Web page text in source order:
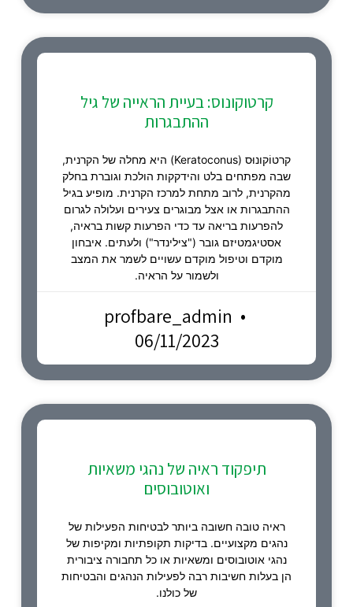
קרטוקונוס: בעיית הראייה של גיל
ההתבגרות
קרטוֹקונוּס (Keratoconus) היא מחלה של הקרנית,
שבה מפתחים בלט והידקקות הולכת וגוברת בחלק
מהקרנית, לרוב מתחת למרכז הקרנית. מופיע בגיל
ההתבגרות או אצל מבוגרים צעירים ועלולה לגרום
להפרעות בריאה עד כדי הפרעות קשות בראיה,
אסטיגמטיזם גובר ("צילינדר") ולעתים. איבחון
מוקדם וטיפול מוקדם עשויים לשמר את המצב
ולשמור על הראיה.
profbare_admin
06/11/2023
תיפקוד ראיה של נהגי משאיות
ואוטובוסים
ראיה טובה חשובה ביותר לבטיחות הפעילות של
נהגים מקצועיים. בדיקות תקופתיות ומקיפות של
נהגי אוטובוסים ומשאיות או כל תחבורה ציבורית
הן בעלות חשיבות רבה לפעילות הנהגים והבטיחות
של כולנו.